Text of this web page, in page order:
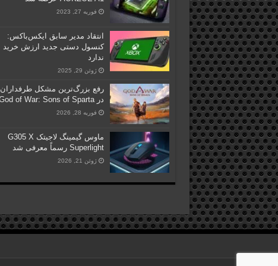
فوریه 27, 2023
انتقاد مدیر سابق ایکس‌باکس:
کنسول دستی جدید ارزش خرید
ندارد
ژوئن 29, 2025
رفع بزرگ‌ترین مشکل طرفداران
در God of War: Sons of Sparta
فوریه 28, 2026
ماوس گیمینگ لاجیتک G305 X
Superlight رسماً معرفی شد
ژوئن 21, 2026